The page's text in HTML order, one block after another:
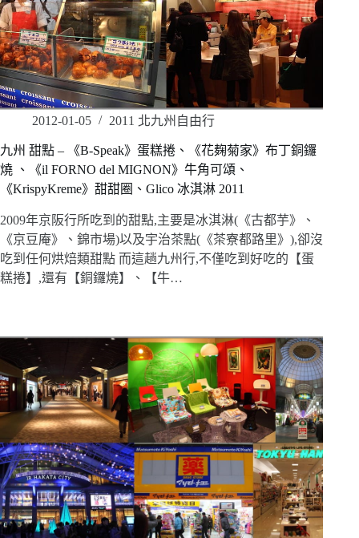
2012-01-05 2011 北九州自由行
九州 甜點 – 《B-Speak》蛋糕捲、《花麹菊家》布丁銅鑼
燒 、《il FORNO del MIGNON》牛角可頌、
《KrispyKreme》甜甜圈、Glico 冰淇淋 2011
2009年京阪行所吃到的甜點,主要是冰淇淋(《古都芋》、
《京豆庵》、錦市場)以及宇治茶點(《茶寮都路里》),卻沒
吃到任何烘焙類甜點 而這趟九州行,不僅吃到好吃的【蛋
糕捲】,還有【銅鑼燒】、【牛…